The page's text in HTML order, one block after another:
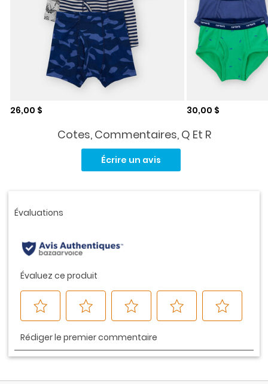
Prix de solde
26,00 $ Prix de solde
30,00 $
Cotes, Commentaires, Q Et R
la
Écrire un avis